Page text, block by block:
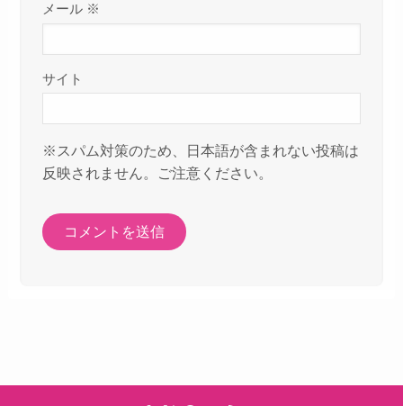
メール ※
サイト
※スパム対策のため、日本語が含まれない投稿は
反映されません。ご注意ください。